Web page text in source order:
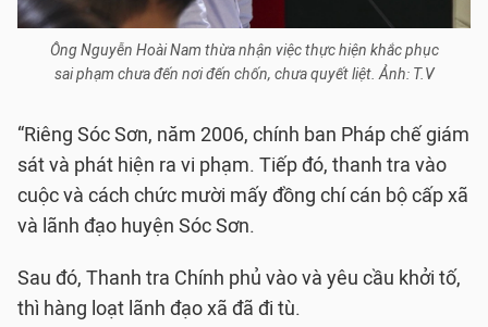
Ông Nguyễn Hoài Nam thừa nhận việc thực hiện khắc phục
sai phạm chưa đến nơi đến chốn, chưa quyết liệt. Ảnh: T.V
“Riêng Sóc Sơn, năm 2006, chính ban Pháp chế giám
sát và phát hiện ra vi phạm. Tiếp đó, thanh tra vào
cuộc và cách chức mười mấy đồng chí cán bộ cấp xã
và lãnh đạo huyện Sóc Sơn.
Sau đó, Thanh tra Chính phủ vào và yêu cầu khởi tố,
thì hàng loạt lãnh đạo xã đã đi tù.